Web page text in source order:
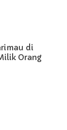
di
Orang